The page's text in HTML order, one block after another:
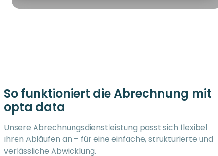
So funktioniert die Abrechnung mit
opta data
Unsere Abrechnungsdienstleistung passt sich flexibel
Ihren Abläufen an – für eine einfache, strukturierte und
verlässliche Abwicklung.